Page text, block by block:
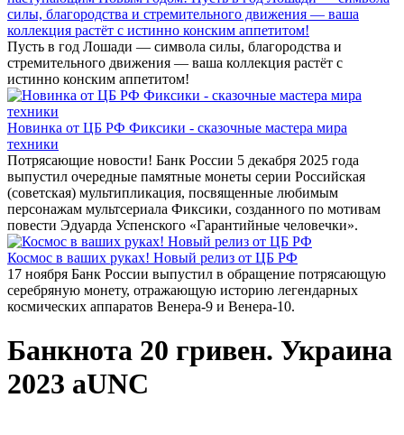
силы, благородства и стремительного движения — ваша
коллекция растёт с истинно конским аппетитом!
Пусть в год Лошади — символа силы, благородства и
стремительного движения — ваша коллекция растёт с
истинно конским аппетитом!
Новинка от ЦБ РФ Фиксики - сказочные мастера мира
техники
Потрясающие новости! Банк России 5 декабря 2025 года
выпустил очередные памятные монеты серии Российская
(советская) мультипликация, посвященные любимым
персонажам мультсериала Фиксики, созданного по мотивам
повести Эдуарда Успенского «Гарантийные человечки».
Космос в ваших руках! Новый релиз от ЦБ РФ
17 ноября Банк России выпустил в обращение потрясающую
серебряную монету, отражающую историю легендарных
космических аппаратов Венера-9 и Венера-10.
Банкнота 20 гривен. Украина
2023 aUNC